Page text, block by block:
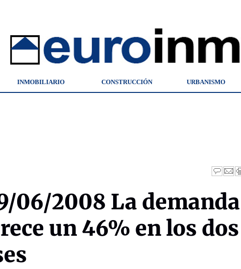
INMOBILIARIO CONSTRUCCIÓN URBANISMO
06/2008 La demanda
un 46% en los dos